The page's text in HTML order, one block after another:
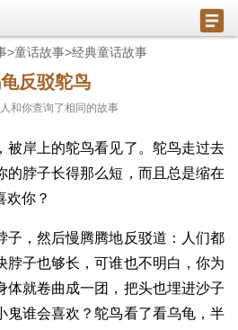
>童话故事>经典童话故事
反驳鸵鸟
人和你查询了相同的故事
被岸上的鸵鸟看见了。鸵鸟走过去
的脖子长得那么短，而且总是缩在
欢你？
子，然后慢腾腾地反驳道：人们都
脖子也够长，可谁也不明白，你为
体就卷曲成一团，把头也埋进沙子
鬼谁会喜欢？鸵鸟看了看乌龟，半